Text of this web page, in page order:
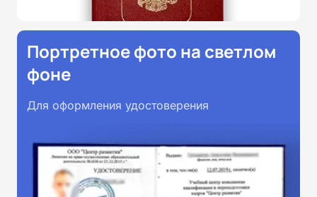
Портретное фото на светлом
фоне
Для оформления удостоверения